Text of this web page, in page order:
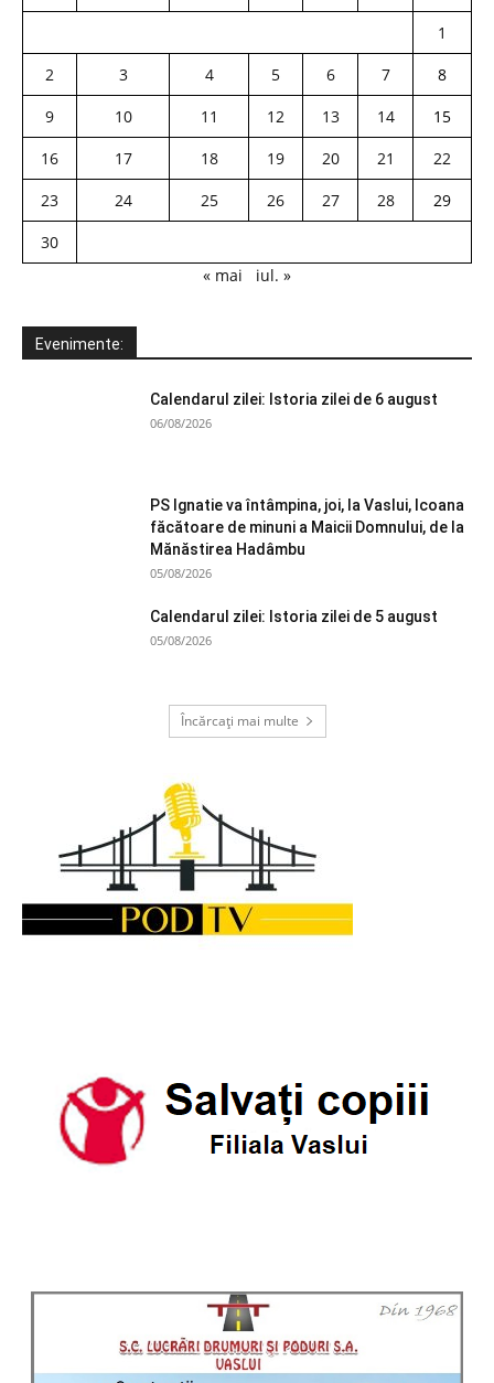
1
2
3 4 5 6 7
8
9
10 11 12 13 14
15
16
17 18 19 20 21
22
23
24 25 26 27 28
29
30
« mai
iul. »
Evenimente:
Calendarul zilei: Istoria zilei de 6 august
06/08/2026
PS Ignatie va întâmpina, joi, la Vaslui, Icoana
făcătoare de minuni a Maicii Domnului, de la
Mănăstirea Hadâmbu
05/08/2026
Calendarul zilei: Istoria zilei de 5 august
05/08/2026
Încărcați mai multe